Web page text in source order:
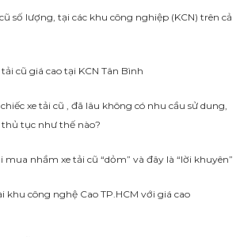
số lượng, tại các khu công nghiệp (KCN) trên cả
cũ giá cao tại KCN Tân Bình
xe tải cũ , đã lâu không có nhu cầu sử dung,
tục như thế nào?
mua nhầm xe tải cũ “dỏm” và đây là “lời khuyên”
khu công nghệ Cao TP.HCM với giá cao